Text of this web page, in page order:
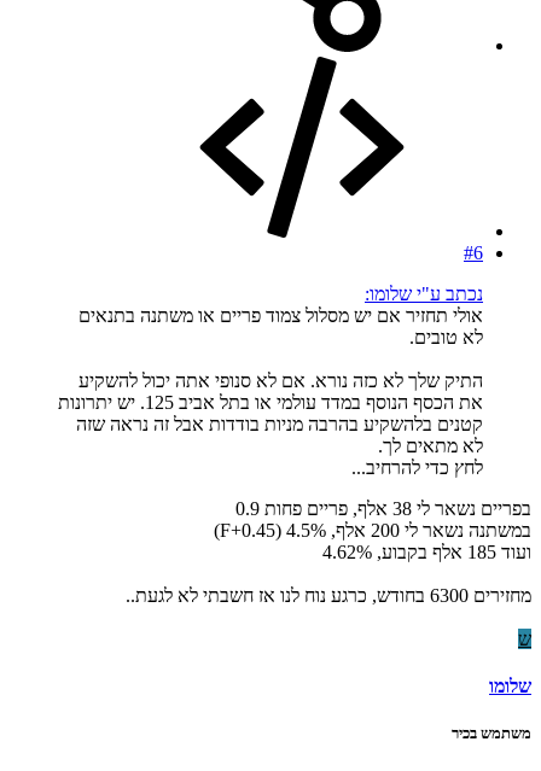
#6
נכתב ע"י שלומו:
אולי תחזיר אם יש מסלול צמוד פריים או משתנה בתנאים
לא טובים.
התיק שלך לא כזה נורא. אם לא סנופי אתה יכול להשקיע
את הכסף הנוסף במדד עולמי או בתל אביב 125. יש יתרונות
קטנים בלהשקיע בהרבה מניות בודדות אבל זה נראה שזה
לא מתאים לך.
לחץ כדי להרחיב...
בפריים נשאר לי 38 אלף, פריים פחות 0.9
במשתנה נשאר לי 200 אלף, F+0.45) 4.5%)
ועוד 185 אלף בקבוע, 4.62%
מחזירים 6300 בחודש, כרגע נוח לנו אז חשבתי לא לגעת..
ש
שלומו
משתמש בכיר